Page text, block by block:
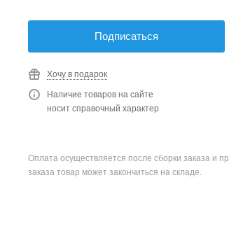
Подписаться
Хочу в подарок
Наличие товаров на сайте
носит справочный характер
Оплата осуществляется после сборки заказа и
заказа товар может закончиться на складе.